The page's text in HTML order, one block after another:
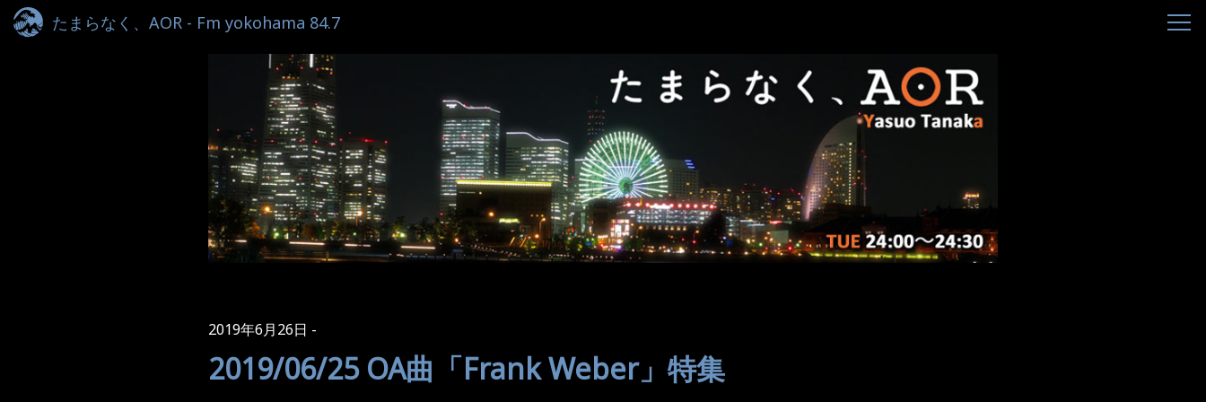
たまらなく、AOR - Fm yokohama 84.7
2019年6月26日
2019/06/25 OA曲「Frank Weber」特集